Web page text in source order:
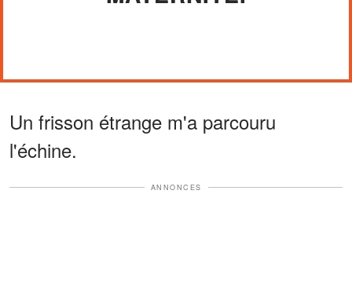
Un frisson étrange m'a parcouru
l'échine.
ANNONCES